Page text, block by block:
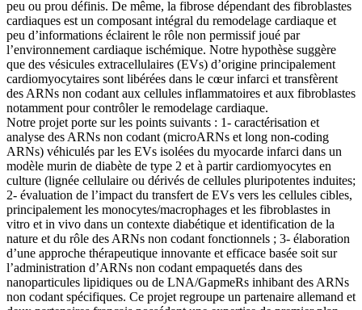
peu ou prou définis. De même, la fibrose dépendant des fibroblastes
cardiaques est un composant intégral du remodelage cardiaque et
peu d’informations éclairent le rôle non permissif joué par
l’environnement cardiaque ischémique. Notre hypothèse suggère
que des vésicules extracellulaires (EVs) d’origine principalement
cardiomyocytaires sont libérées dans le cœur infarci et transfèrent
des ARNs non codant aux cellules inflammatoires et aux fibroblastes
notamment pour contrôler le remodelage cardiaque.
Notre projet porte sur les points suivants : 1- caractérisation et
analyse des ARNs non codant (microARNs et long non-coding
ARNs) véhiculés par les EVs isolées du myocarde infarci dans un
modèle murin de diabète de type 2 et à partir cardiomyocytes en
culture (lignée cellulaire ou dérivés de cellules pluripotentes induites;
2- évaluation de l’impact du transfert de EVs vers les cellules cibles,
principalement les monocytes/macrophages et les fibroblastes in
vitro et in vivo dans un contexte diabétique et identification de la
nature et du rôle des ARNs non codant fonctionnels ; 3- élaboration
d’une approche thérapeutique innovante et efficace basée soit sur
l’administration d’ARNs non codant empaquetés dans des
nanoparticules lipidiques ou de LNA/GapmeRs inhibant des ARNs
non codant spécifiques. Ce projet regroupe un partenaire allemand et